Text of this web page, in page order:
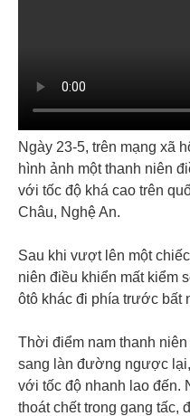
Ngày 23-5, trên mạng xã
hình ảnh một thanh niên
với tốc độ khá cao trên
Châu, Nghệ An.
Sau khi vượt lên một
niên điều khiển mất kiểm
ôtô khác đi phía trước bất
Thời điểm nam thanh
sang làn đường ngược
với tốc độ nhanh lao đến.
thoát chết trong gang tấc,